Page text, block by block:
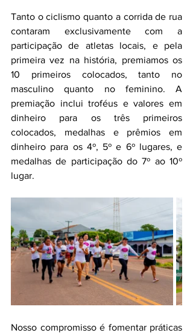
Tanto o ciclismo quanto a corrida de rua
contaram exclusivamente com a
participação de atletas locais, e pela
primeira vez na história, premiamos os
10 primeiros colocados, tanto no
masculino quanto no feminino. A
premiação inclui troféus e valores em
dinheiro para os três primeiros
colocados, medalhas e prêmios em
dinheiro para os 4º, 5º e 6º lugares, e
medalhas de participação do 7º ao 10º
lugar.
Nosso compromisso é fomentar práticas